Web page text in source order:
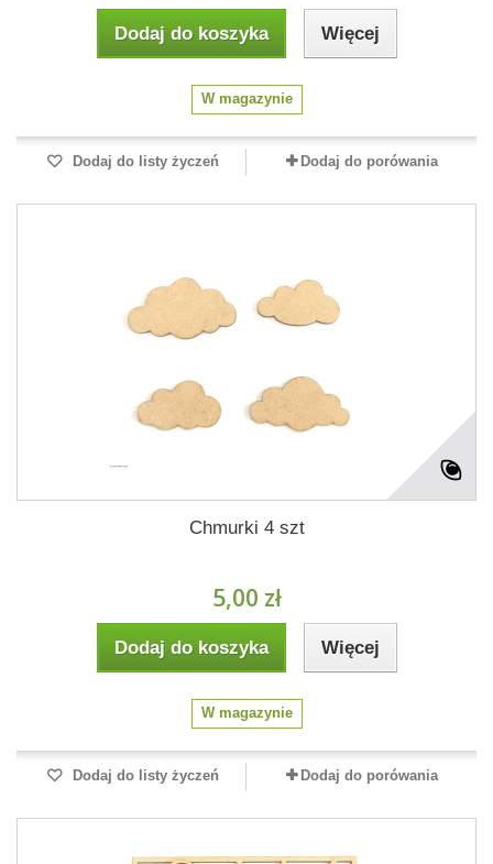
Dodaj do koszyka Więcej
W magazynie
Dodaj do listy życzeń Dodaj do porówania
Chmurki 4 szt
5,00 zł
Dodaj do koszyka Więcej
W magazynie
Dodaj do listy życzeń Dodaj do porówania